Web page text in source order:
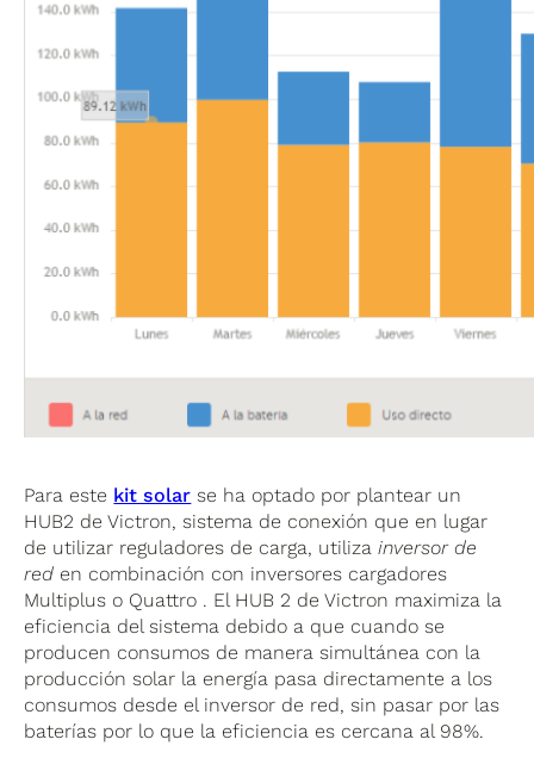
Para este kit solar se ha optado por plantear un
HUB2 de Victron, sistema de conexión que en lugar
de utilizar reguladores de carga, utilizainversor de
red en combinación con inversores cargadores
Multiplus o Quattro . El HUB 2 de Victron maximiza la
eficiencia del sistema debido a que cuando se
producen consumos de manera simultánea con la
producción solar la energía pasa directamente a los
consumos desde el inversor de red, sin pasar por las
baterías por lo que la eficiencia es cercana al 98%.